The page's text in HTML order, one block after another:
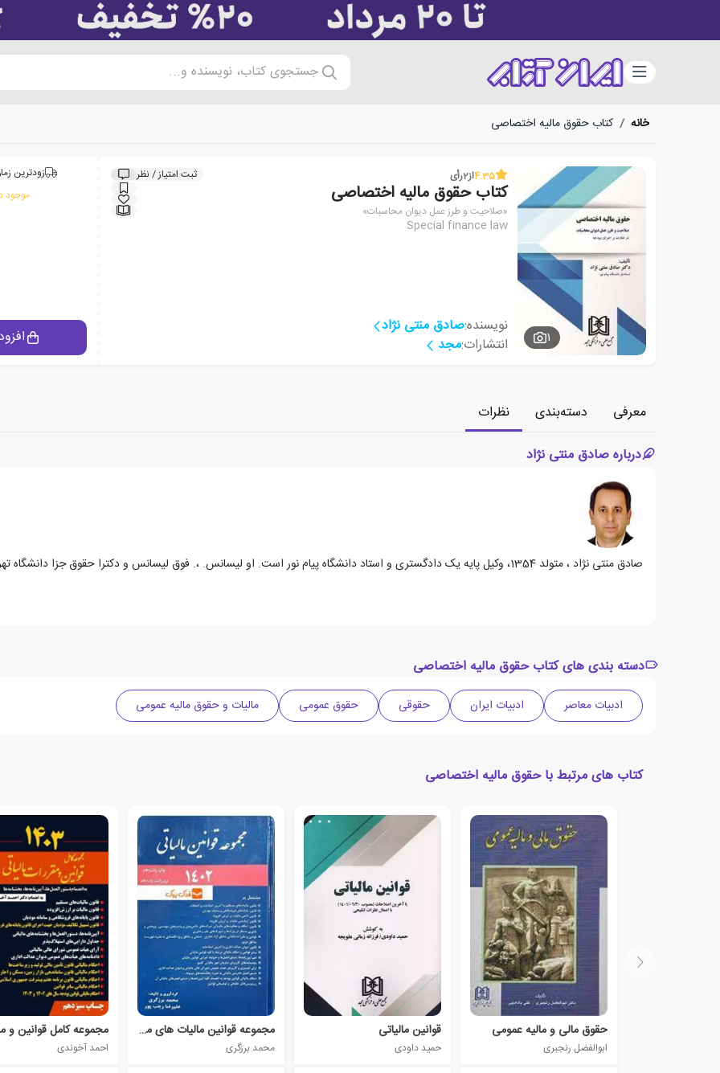
دسته‌بندی جستجوی کتاب، نویسنده و...
خانه / کتاب حقوق مالیه اختصاصی
1
4.35از2رأی ثبت امتیاز / نظر
کتاب حقوق مالیه اختصاصی
«صلاحیت و طرز عمل دیوان محاسبات»
Special finance law
نویسنده:صادق منتی نژاد
انتشارات:مجد
زودترین
موجود
معرفی دسته‌بندی
نظرات
درباره صادق منتی نژاد
صادق منتی نژاد ، متولد 1354، وکیل پایه یک دادگستری و استاد دانشگاه پیام نور است. او لیسانس. ،. فوق لیسانس و دکترا حقوق جزا دانشگاه تهران را دارد.
دسته بندی های کتاب حقوق مالیه اختصاصی
ادبیات معاصر ادبیات ایران حقوقی حقوق عمومی مالیات و حقوق مالیه عمومی
کتاب های مرتبط با حقوق مالیه اختصاصی
حقوق مالی و مالیه عمومی
ابوالفضل رنجبری
قوانین مالیاتی
حمید داودی
مجموعه قوانین مالیات های مستقیم 1402
محمد برزگری احمد آخوندی